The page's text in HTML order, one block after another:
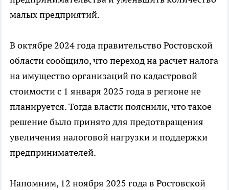
малых предприятий.
В октябре 2024 года правительство Ростовской
области сообщило, что переход на расчет налога
на имущество организаций по кадастровой
стоимости с 1 января 2025 года в регионе не
планируется. Тогда власти пояснили, что такое
решение было принято для предотвращения
увеличения налоговой нагрузки и поддержки
предпринимателей.
Напомним, 12 ноября 2025 года в Ростовской